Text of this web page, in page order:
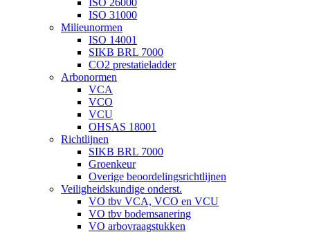
ISO 26000
ISO 31000
Milieunormen
ISO 14001
SIKB BRL 7000
CO2 prestatieladder
Arbonormen
VCA
VCO
VCU
OHSAS 18001
Richtlijnen
SIKB BRL 7000
Groenkeur
Overige beoordelingsrichtlijnen
Veiligheidskundige onderst.
VO tbv VCA, VCO en VCU
VO tbv bodemsanering
VO arbovraagstukken